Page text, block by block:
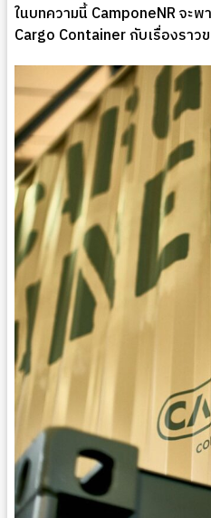
ในบทความนี้ CamponeNR จะ
Cargo Container กับเรื่องราว